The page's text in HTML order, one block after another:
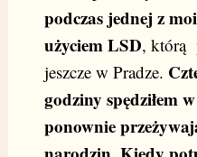
podczas jednej z
użyciem LSD, którą
jeszcze w Pradze.
godziny spędziłem
ponownie